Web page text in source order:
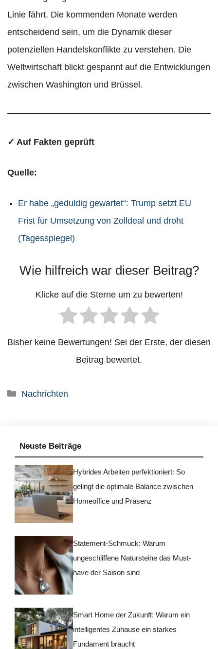
Linie fährt. Die kommenden Monate werden
entscheidend sein, um die Dynamik dieser
potenziellen Handelskonflikte zu verstehen. Die
Weltwirtschaft blickt gespannt auf die Entwicklungen
zwischen Washington und Brüssel.
✓ Auf Fakten geprüft
Quelle:
Er habe „geduldig gewartet“: Trump setzt EU
Frist für Umsetzung von Zolldeal und droht
(Tagesspiegel)
Wie hilfreich war dieser Beitrag?
Klicke auf die Sterne um zu bewerten!
Bisher keine Bewertungen! Sei der Erste, der diesen
Beitrag bewertet.
Kategorien
Nachrichten
Neuste Beiträge
Hybrides Arbeiten perfektioniert: So
gelingt die optimale Balance zwischen
Homeoffice und Präsenz
Statement-Schmuck: Warum
ungeschliffene Natursteine das Must-
have der Saison sind
Smart Home der Zukunft: Warum ein
intelligentes Zuhause ein starkes
Fundament braucht